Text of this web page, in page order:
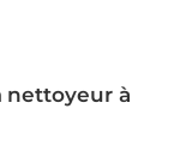
nettoyeur à